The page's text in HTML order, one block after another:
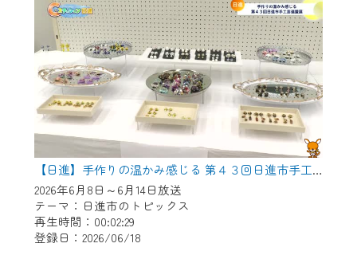
【日進】手作りの温かみ感じる 第４３回日進市手工芸連盟展
2026年6月8日～6月14日放送
テーマ：日進市のトピックス
再生時間：00:02:29
登録日：2026/06/18